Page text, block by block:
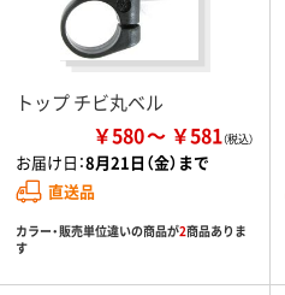
トップ チビ丸ベル
￥580 ￥581
お届け日：8月21日（金）まで
直送品
カラー・販売単位違いの商品が2商品ありま
す